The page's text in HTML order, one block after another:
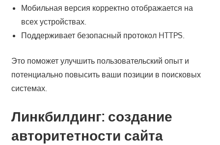
Мобильная версия корректно отображается на
всех устройствах.
Поддерживает безопасный протокол HTTPS.
Это поможет улучшить пользовательский опыт и
потенциально повысить ваши позиции в поисковых
системах.
Линкбилдинг: создание
авторитетности сайта